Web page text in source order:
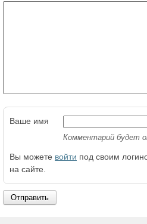
Ваше имя
Комментарий будет
Вы можете войти под своим
на сайте.
Отправить